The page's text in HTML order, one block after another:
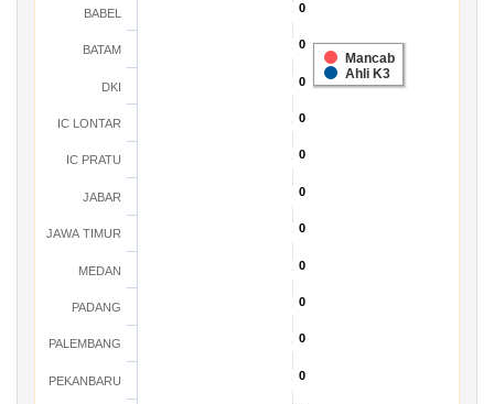
0
0
0
0
0
0
0
0
0
0
0
0
0
0
0
0
0
0
0
0
0
0
Mancab
Ahli K3
BABEL
BATAM
DKI
IC LONTAR
IC PRATU
JABAR
JAWA TIMUR
MEDAN
PADANG
PALEMBANG
PEKANBARU